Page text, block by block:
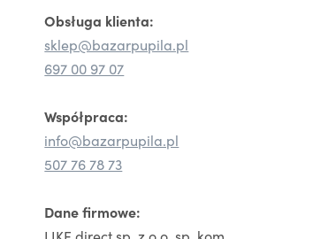
Obsługa klienta:
sklep@bazarpupila.pl
697 00 97 07
Współpraca:
info@bazarpupila.pl
507 76 78 73
Dane firmowe: